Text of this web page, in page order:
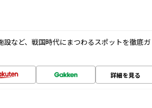
など、戦国時代にまつわるスポットを徹底ガ
詳細を見る